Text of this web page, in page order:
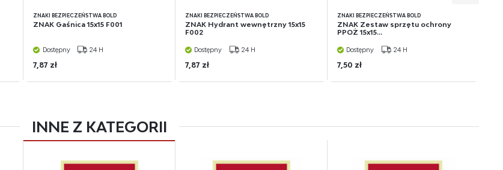
ZNAKI BEZPIECZEŃSTWA BOLD
ZNAK Gaśnica 15x15 F001
Dostępny 24 H
7,87 zł
ZNAKI BEZPIECZEŃSTWA BOLD
ZNAK Hydrant wewnętrzny 15x15
F002
Dostępny 24 H
7,87 zł
ZNAKI BEZPIECZEŃSTWA BOLD
ZNAK Zestaw sprzętu ochrony
PPOŻ 15x15...
Dostępny 24 H
7,50 zł
INNE Z KATEGORII